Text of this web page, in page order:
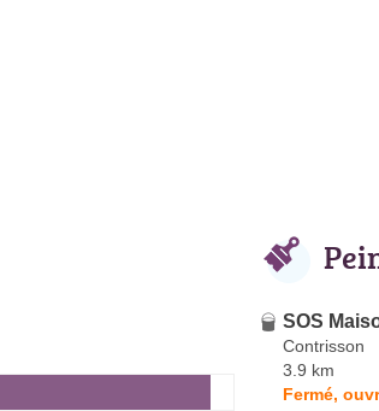
SOS
Contrisson
3.9 km
Fermé,